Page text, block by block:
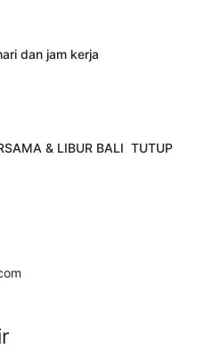
dan jam kerja
& LIBUR BALI TUTUP